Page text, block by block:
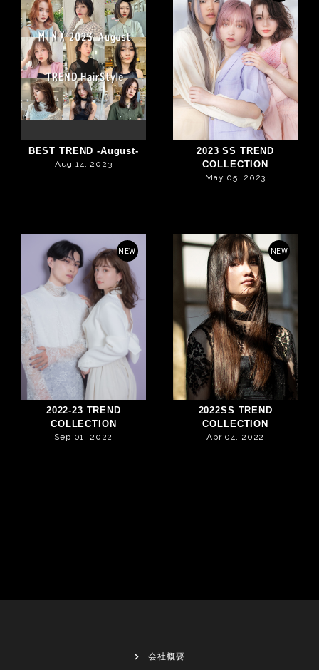
BEST TREND -August-
Aug 14, 2023
2023 SS TREND
COLLECTION
May 05, 2023
NEW
2022-23 TREND
COLLECTION
Sep 01, 2022
NEW
2022SS TREND
COLLECTION
Apr 04, 2022
会社概要